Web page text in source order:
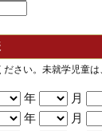
さい。未就学児童は
年 月
年 月